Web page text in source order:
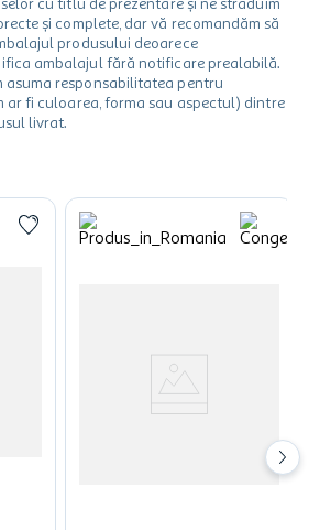
cu titlu de prezentare și ne străduim
și complete, dar vă recomandăm să
produsului deoarece
ambalajul fără notificare prealabilă.
asuma responsabilitatea pentru
ar fi culoarea, forma sau aspectul) dintre
livrat.